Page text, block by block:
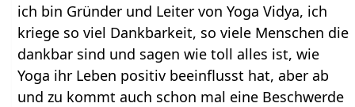
ich bin Gründer und Leiter von Yoga Vidya, ich
kriege so viel Dankbarkeit, so viele Menschen die
dankbar sind und sagen wie toll alles ist, wie
Yoga ihr Leben positiv beeinflusst hat, aber ab
und zu kommt auch schon mal eine Beschwerde